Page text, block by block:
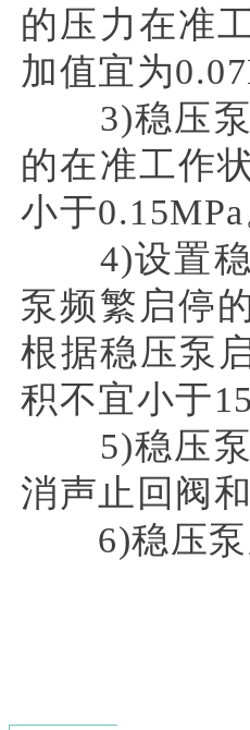
的压力在准
加值宜为
3)稳压泵
的在准工作
小于0.15MPa
4)设置稳
泵频繁启停
根据稳压泵
积不宜小于
5)稳压泵
消声止回阀
6)稳压泵